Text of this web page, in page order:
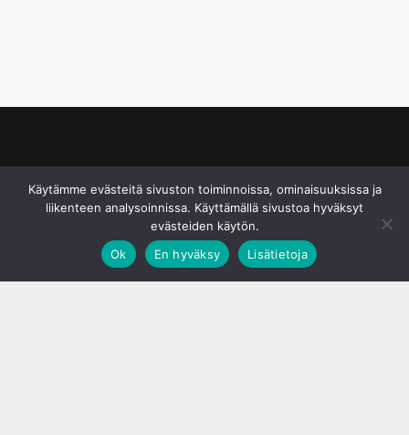
Käytämme evästeitä sivuston toiminnoissa, ominaisuuksissa ja
liikenteen analysoinnissa. Käyttämällä sivustoa hyväksyt
evästeiden käytön.
Ok
En hyväksy Lisätietoja